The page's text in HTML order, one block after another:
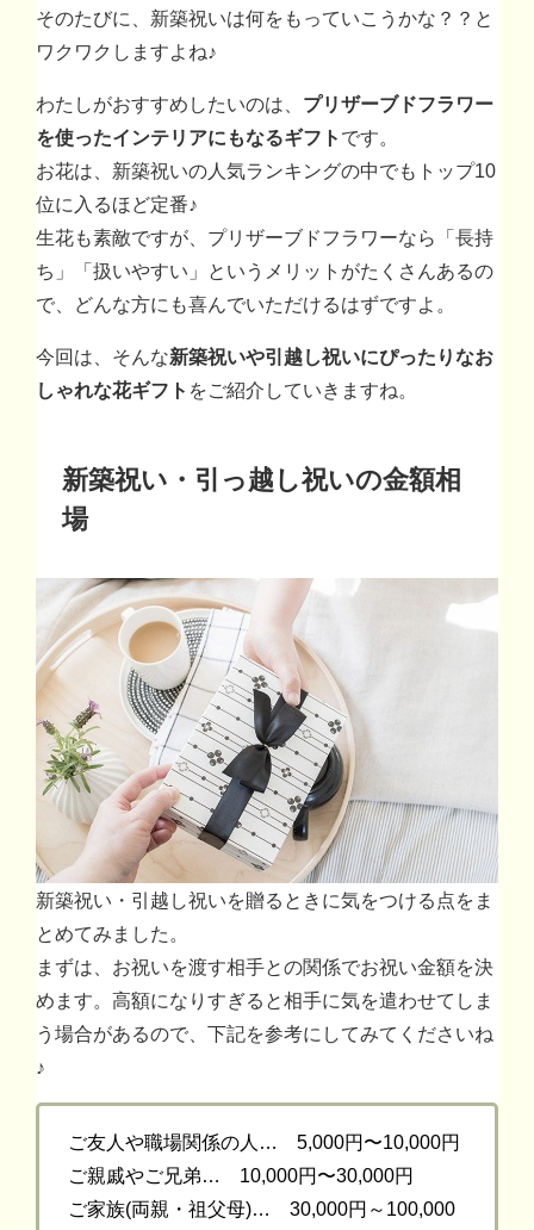
そのたびに、新築祝いは何をもっていこうかな？？と
ワクワクしますよね♪
わたしがおすすめしたいのは、 プリザーブドフラワー
を使ったインテリアにもなるギフト です。
お花は、新築祝いの人気ランキングの中でもトップ10
位に入るほど定番♪
生花も素敵ですが、プリザーブドフラワーなら「長持
ち」「扱いやすい」というメリットがたくさんあるの
で、どんな方にも喜んでいただけるはずですよ。
今回は、そんな新築祝いや引越し祝いにぴったりなお
しゃれな花ギフト をご紹介していきますね。
新築祝い・引っ越し祝いの金額相
場
新築祝い・引越し祝いを贈るときに気をつける点をま
とめてみました。
まずは、お祝いを渡す相手との関係でお祝い金額を決
めます。高額になりすぎると相手に気を遣わせてしま
う場合があるので、下記を参考にしてみてくださいね
♪
ご友人や職場関係の人… 5,000円〜10,000円
ご親戚やご兄弟… 10,000円〜30,000円
ご家族(両親・祖父母)… 30,000円～100,000